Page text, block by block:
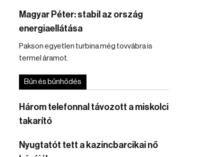
Magyar Péter: stabil az ország
energiaellátása
Pakson egyetlen turbina még tovvábra is
termel áramot.
Bűn és bűnhődés
Három telefonnal távozott a miskolci
takarító
Nyugtatót tett a kazincbarcikai nő